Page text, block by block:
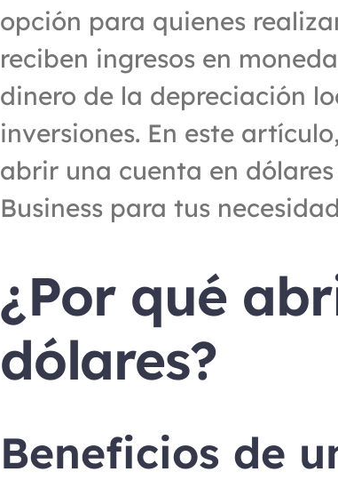
opción para quienes
reciben ingresos en
dinero de la depreciación
inversiones. En este
abrir una cuenta en
Business para tus
¿Por qué
dólares?
Beneficios de